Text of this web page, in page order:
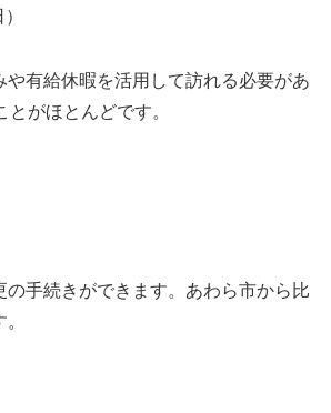
有給休暇を活用して訪れる必要があ
がほとんどです。
手続きができます。あわら市から比